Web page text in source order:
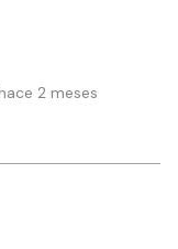
2 meses